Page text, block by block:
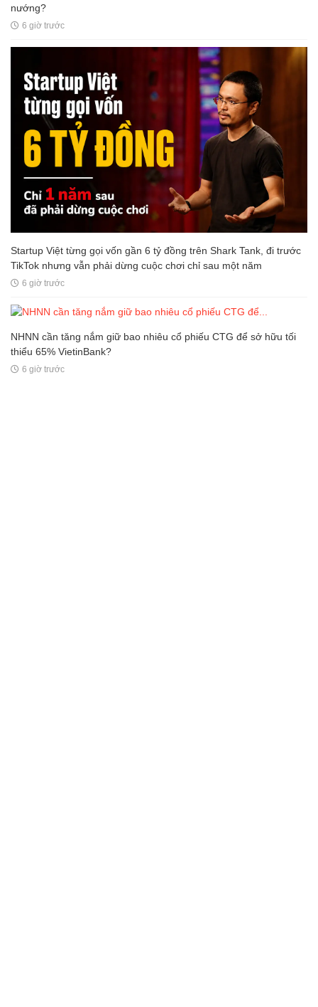
nướng?
6 giờ trước
Startup Việt từng gọi vốn gần 6 tỷ đồng trên Shark Tank, đi trước
TikTok nhưng vẫn phải dừng cuộc chơi chỉ sau một năm
6 giờ trước
NHNN cần tăng nắm giữ bao nhiêu cổ phiếu CTG để sở hữu tối
thiểu 65% VietinBank?
6 giờ trước